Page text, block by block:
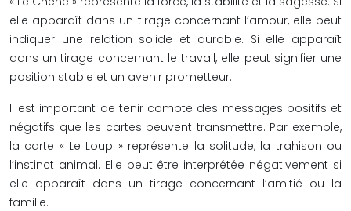
elle apparaît dans un tirage concernant l’amour, elle peut
indiquer une relation solide et durable. Si elle apparaît
dans un tirage concernant le travail, elle peut signifier une
position stable et un avenir prometteur.
Il est important de tenir compte des messages positifs et
négatifs que les cartes peuvent transmettre. Par exemple,
la carte « Le Loup » représente la solitude, la trahison ou
l’instinct animal. Elle peut être interprétée négativement si
elle apparaît dans un tirage concernant l’amitié ou la
famille.